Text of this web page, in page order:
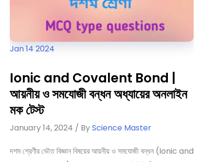
Jan 14 2024
Ionic and Covalent Bond |
আয়নীয় ও সমযোজী বন্ধন অধ্যায়ের অনলাইন
মক টেস্ট
January 14, 2024 / ByScience Master
দশম শ্রেণীর ভৌত বিজ্ঞান বিষয়ের আয়নীয় ও সমযোজী বন্ধন (Ionic and